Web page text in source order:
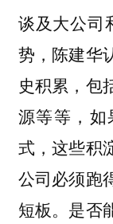
谈及大公司
势，陈建华
史积累，包
源等等，
式，这些积
公司必须跑
短板。是否